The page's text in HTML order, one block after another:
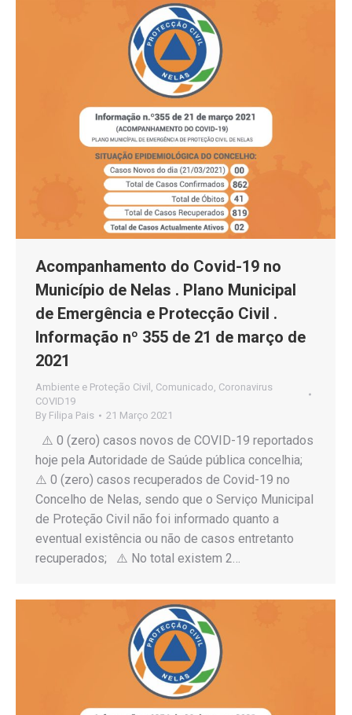
Acompanhamento do Covid-19 no
Município de Nelas . Plano Municipal
de Emergência e Protecção Civil .
Informação nº 355 de 21 de março de
2021
Ambiente e Proteção Civil Comunicado Coronavirus
COVID19
By Filipa Pais 21 Março 2021
⚠️ 0 (zero) casos novos de COVID-19 reportados
hoje pela Autoridade de Saúde pública concelhia;
⚠️ 0 (zero) casos recuperados de Covid-19 no
Concelho de Nelas, sendo que o Serviço Municipal
de Proteção Civil não foi informado quanto a
eventual existência ou não de casos entretanto
recuperados; ⚠️ No total existem 2…